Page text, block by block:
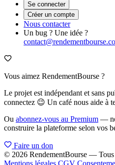
Se connecter
Créer un compte
Nous contacter
Un bug ? Une idée ?
Vous aimez RendementBourse ?
Le projet est indépendant et sans
connectez 😉 Un café nous aide à
Ou abonnez-vous au Premium —
construire la plateforme selon vos
Faire un don
© 2026 RendementBourse — Tous